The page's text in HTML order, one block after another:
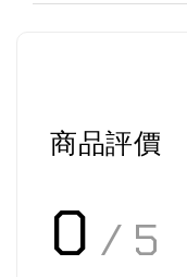
商品評價
0 / 5